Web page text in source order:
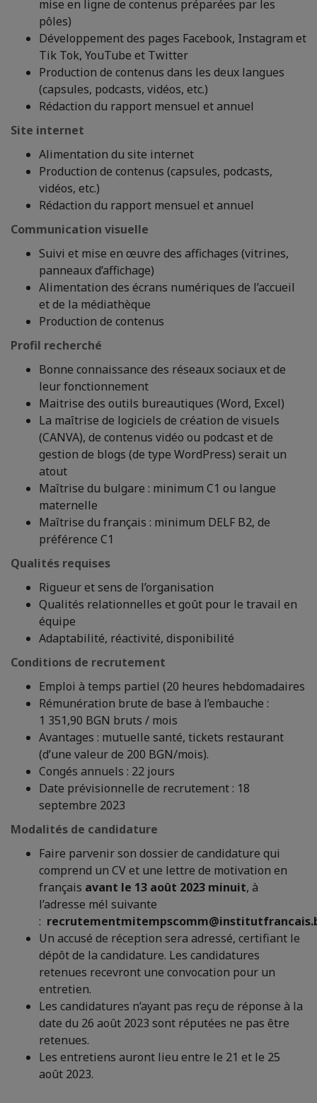
mise en ligne de contenus préparées par les
pôles)
Développement des pages Facebook, Instagram et
Tik Tok, YouTube et Twitter
Production de contenus dans les deux langues
(capsules, podcasts, vidéos, etc.)
Rédaction du rapport mensuel et annuel
Site internet
Alimentation du site internet
Production de contenus (capsules, podcasts,
vidéos, etc.)
Rédaction du rapport mensuel et annuel
Communication visuelle
Suivi et mise en œuvre des affichages (vitrines,
panneaux d’affichage)
Alimentation des écrans numériques de l’accueil
et de la médiathèque
Production de contenus
Profil recherché
Bonne connaissance des réseaux sociaux et de
leur fonctionnement
Maitrise des outils bureautiques (Word, Excel)
La maîtrise de logiciels de création de visuels
(CANVA), de contenus vidéo ou podcast et de
gestion de blogs (de type WordPress) serait un
atout
Maîtrise du bulgare : minimum C1 ou langue
maternelle
Maîtrise du français : minimum DELF B2, de
préférence C1
Qualités requises
Rigueur et sens de l’organisation
Qualités relationnelles et goût pour le travail en
équipe
Adaptabilité, réactivité, disponibilité
Conditions de recrutement
Emploi à temps partiel (20 heures hebdomadaires
Rémunération brute de base à l’embauche :
1 351,90 BGN bruts / mois
Avantages : mutuelle santé, tickets restaurant
(d’une valeur de 200 BGN/mois).
Congés annuels : 22 jours
Date prévisionnelle de recrutement : 18
septembre 2023
Modalités de candidature
Faire parvenir son dossier de candidature qui
comprend un CV et une lettre de motivation en
français avant le 13 août 2023 minuit, à
l’adresse mél suivante
:
Un accusé de réception sera adressé, certifiant le
dépôt de la candidature. Les candidatures
retenues recevront une convocation pour un
entretien.
Les candidatures n’ayant pas reçu de réponse à la
date du 26 août 2023 sont réputées ne pas être
retenues.
Les entretiens auront lieu entre le 21 et le 25
août 2023.